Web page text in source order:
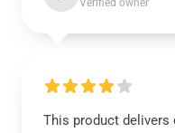
Verified owner
This product delivers